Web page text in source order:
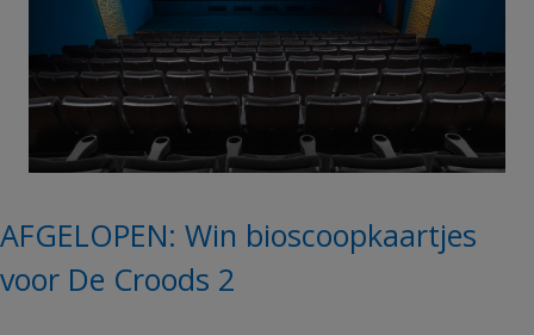
AFGELOPEN: Win bioscoopkaartjes
voor De Croods 2